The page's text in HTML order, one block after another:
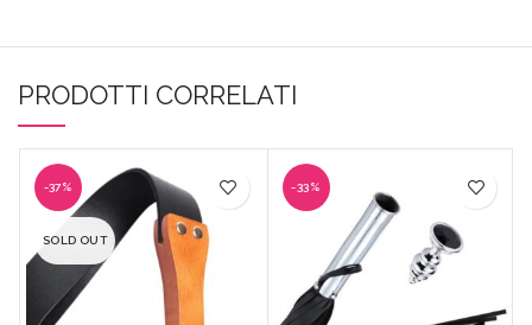
PRODOTTI CORRELATI
-37%
SOLD OUT
-33%